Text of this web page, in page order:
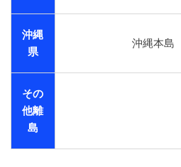
沖縄
県
沖縄本島
その
他離
島